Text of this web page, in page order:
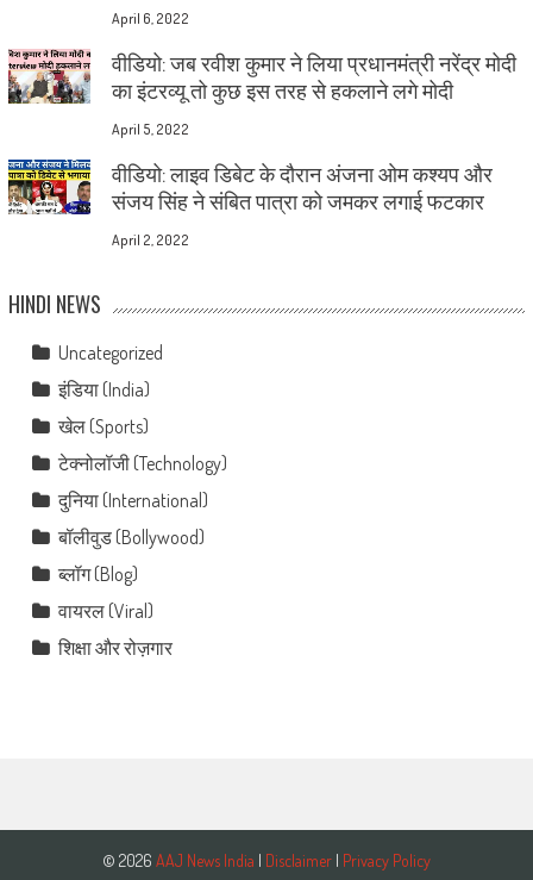
April 6, 2022
वीडियो: जब रवीश कुमार ने लिया प्रधानमंत्री नरेंद्र मोदी
का इंटरव्यू तो कुछ इस तरह से हकलाने लगे मोदी
April 5, 2022
वीडियो: लाइव डिबेट के दौरान अंजना ओम कश्यप और
संजय सिंह ने संबित पात्रा को जमकर लगाई फटकार
April 2, 2022
HINDI NEWS
Uncategorized
इंडिया (India)
खेल (Sports)
टेक्नोलॉजी (Technology)
दुनिया (International)
बॉलीवुड (Bollywood)
ब्लॉग (Blog)
वायरल (Viral)
शिक्षा और रोज़गार
© 2026 AAJ News India | Disclaimer| Privacy Policy